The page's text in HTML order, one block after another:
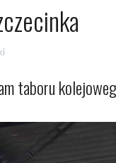
taboru